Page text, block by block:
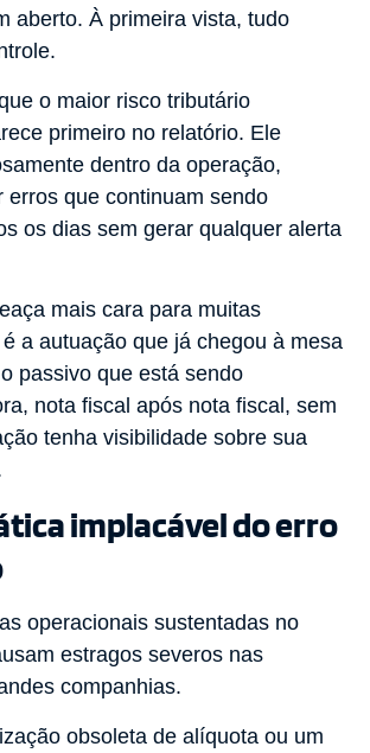
aberto. À primeira vista, tudo
o maior risco tributário
primeiro no relatório. Ele
dentro da operação,
erros que continuam sendo
os dias sem gerar qualquer alerta
mais cara para muitas
a autuação que já chegou à mesa
passivo que está sendo
nota fiscal após nota fiscal, sem
tenha visibilidade sobre sua
implacável do erro
operacionais sustentadas no
estragos severos nas
companhias.
obsoleta de alíquota ou um